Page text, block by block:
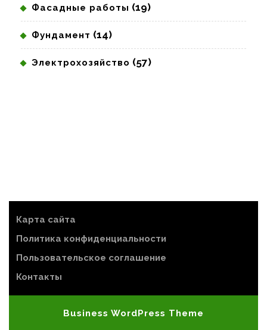
Фасадные работы (19)
Фундамент (14)
Электрохозяйство (57)
Карта сайта
Политика конфиденциальности
Пользовательское соглашение
Контакты
Business WordPress Theme